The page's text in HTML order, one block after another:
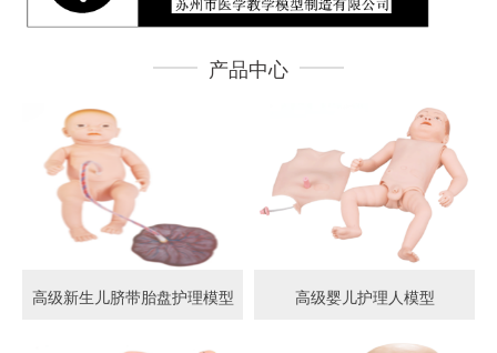
产品中心
高级新生儿脐带胎盘护理模型 高级婴儿护理人模型